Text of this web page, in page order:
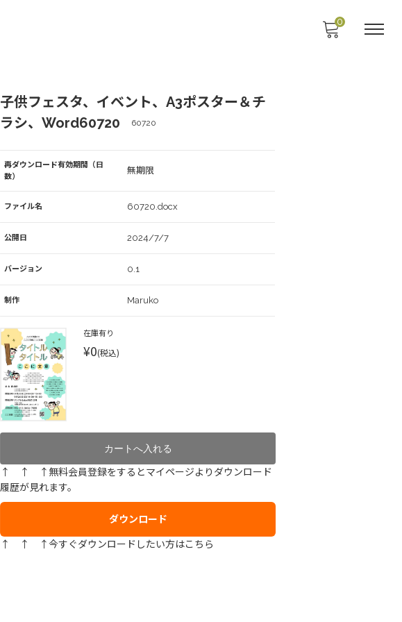
0
子供フェスタ、イベント、A3ポスター＆チ
ラシ、Word60720
60720
再ダウンロード有効期間（日
数）
無期限
ファイル名 60720.docx
公開日 2024/7/7
バージョン 0.1
制作 Maruko
在庫有り
¥0(税込)
↑ ↑ ↑無料会員登録をするとマイページよりダウンロード
履歴が見れます。
ダウンロード
↑ ↑ ↑今すぐダウンロードしたい方はこちら